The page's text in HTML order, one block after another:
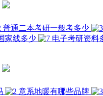
普通二本考研一般考多少
家线多少 电子考研资料
意系地暖有哪些品牌